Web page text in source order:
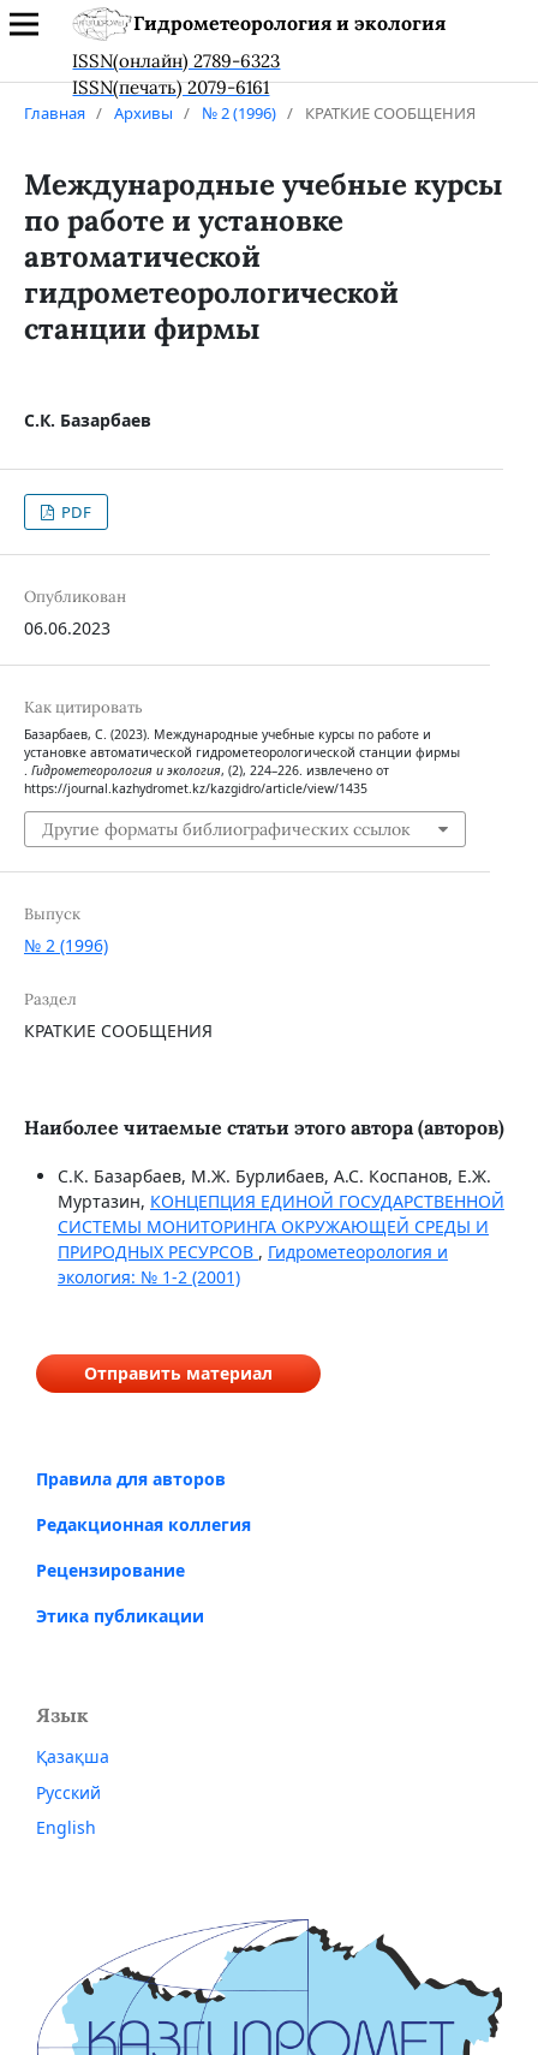
Гидрометеорология и экология
ISSN(онлайн) 2789-6323
ISSN(печать) 2079-6161
Главная / Архивы / № 2 (1996) / КРАТКИЕ СООБЩЕНИЯ
Международные учебные курсы
по работе и установке
автоматической
гидрометеорологической
станции фирмы
С.К. Базарбаев
PDF
Опубликован
06.06.2023
Как цитировать
Базарбаев, С. (2023). Международные учебные курсы по работе и
установке автоматической гидрометеорологической станции фирмы
. Гидрометеорология и экология, (2), 224–226. извлечено от
https://journal.kazhydromet.kz/kazgidro/article/view/1435
Другие форматы библиографических ссылок
Выпуск
№ 2 (1996)
Раздел
КРАТКИЕ СООБЩЕНИЯ
Наиболее читаемые статьи этого автора (авторов)
С.К. Базарбаев, М.Ж. Бурлибаев, А.С. Коспанов, Е.Ж.
Муртазин, КОНЦЕПЦИЯ ЕДИНОЙ ГОСУДАРСТВЕННОЙ
СИСТЕМЫ МОНИТОРИНГА ОКРУЖАЮЩЕЙ СРЕДЫ И
ПРИРОДНЫХ РЕСУРСОВ , Гидрометеорология и
экология: № 1-2 (2001)
Отправить материал
Правила для авторов
Редакционная коллегия
Рецензирование
Этика публикации
Язык
Қазақша
Русский
English